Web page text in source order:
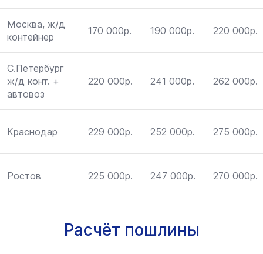
Москва, ж/д
контейнер
170 000р. 190 000р. 220 000р.
С.Петербург
ж/д конт. +
автовоз
220 000р. 241 000р. 262 000р.
Краснодар 229 000р. 252 000р. 275 000р.
Ростов 225 000р. 247 000р. 270 000р.
Расчёт пошлины